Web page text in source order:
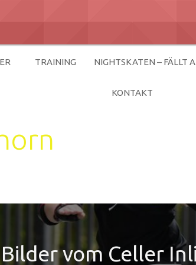
TRAINING NIGHTSKATEN – FÄLLT
KONTAKT
Bilder vom Celler